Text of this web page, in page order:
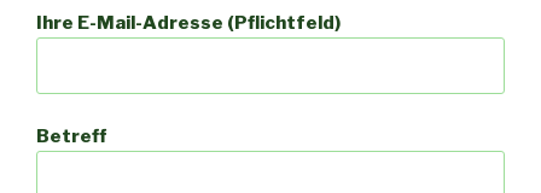
Ihre E-Mail-Adresse (Pflichtfeld)
Betreff